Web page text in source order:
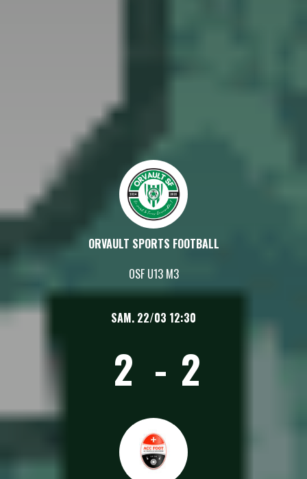
ORVAULT SPORTS FOOTBALL
OSF U13 M3
SAM. 22/03 12:30
2 - 2